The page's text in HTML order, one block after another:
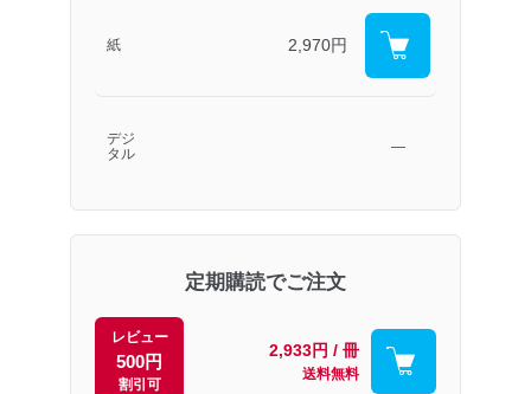
紙 2,970円
デジ
タル
―
定期購読でご注文
レビュー
500円
割引可
2,933円 / 冊
送料無料